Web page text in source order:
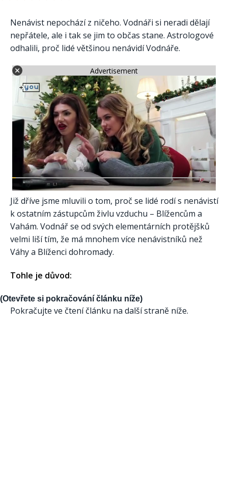
Nenávist nepochází z ničeho. Vodnáři si neradi dělají
nepřátele, ale i tak se jim to občas stane. Astrologové
odhalili, proč lidé většinou nenávidí Vodnáře.
Advertisement
Již dříve jsme mluvili o tom, proč se lidé rodí s nenávistí
k ostatním zástupcům živlu vzduchu – Blížencům a
Vahám. Vodnář se od svých elementárních protějšků
velmi liší tím, že má mnohem více nenávistníků než
Váhy a Blíženci dohromady.
Tohle je důvod:
(Otevřete si pokračování článku níže)
Pokračujte ve čtení článku na další straně níže.